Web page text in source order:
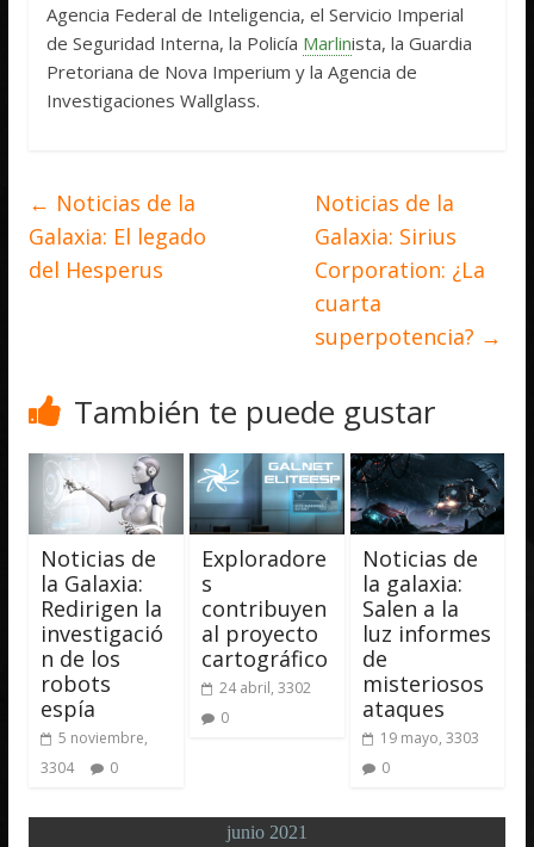
Agencia Federal de Inteligencia, el Servicio Imperial
de Seguridad Interna, la Policía Marlinista, la Guardia
Pretoriana de Nova Imperium y la Agencia de
Investigaciones Wallglass.
← Noticias de la
Galaxia: El legado
del Hesperus
Noticias de la
Galaxia: Sirius
Corporation: ¿La
cuarta
superpotencia? →
También te puede gustar
Noticias de
la Galaxia:
Redirigen la
investigació
n de los
robots
espía
5 noviembre,
3304
0
Exploradore
s
contribuyen
al proyecto
cartográfico
24 abril, 3302
0
Noticias de
la galaxia:
Salen a la
luz informes
de
misteriosos
ataques
19 mayo, 3303
0
junio 2021